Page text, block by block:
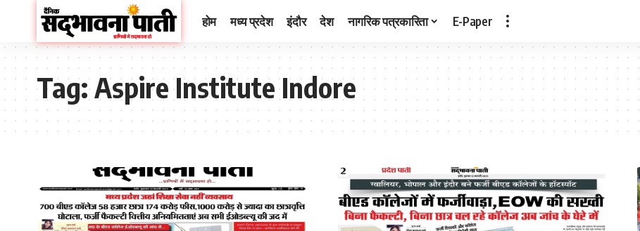
होम मध्य प्रदेश इंदौर देश नागरिक पत्रकारिता E-Paper
Tag:Aspire Institute Indore